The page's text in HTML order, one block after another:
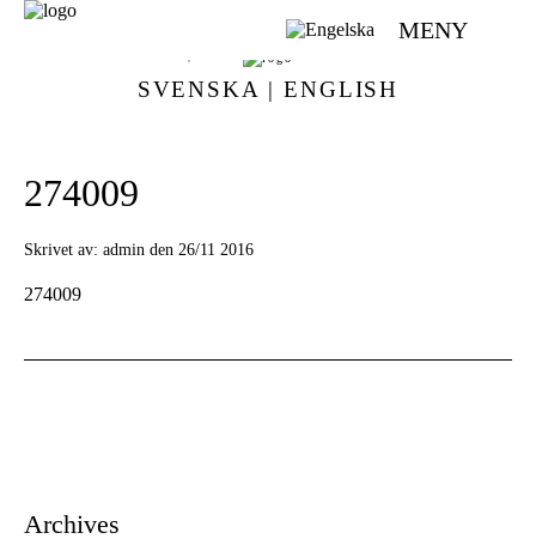
MENY
SVENSKA | ENGLISH
274009
Skrivet av: admin den 26/11 2016
274009
Archives